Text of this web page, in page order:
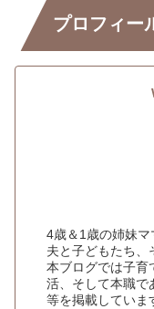
プロフィー
4歳＆1歳の姉妹マ
夫と子どもたち、
本ブログでは子育
活、そして本職で
等を掲載していま